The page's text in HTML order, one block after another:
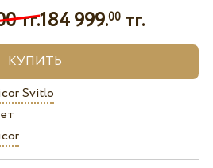
тг.184 999.00тг.
Svitlo